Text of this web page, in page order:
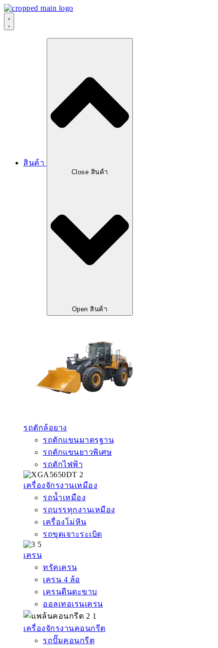
สินค้า
Close สินค้า
Open สินค้า
รถตักล้อยาง
รถตักแขนมาตรฐาน
รถตักแขนยาวพิเศษ
รถตักไฟฟ้า
เครื่องจักรงานเหมือง
รถน้ำเหมือง
รถบรรทุกงานเหมือง
เครื่องโม่หิน
รถขุดเจาะระเบิด
เครน
ทรัคเครน
เครน 4 ล้อ
เครนตีนตะขาบ
ออลเทอเรนเครน
เครื่องจักรงานคอนกรีต
รถปั๊มคอนกรีต